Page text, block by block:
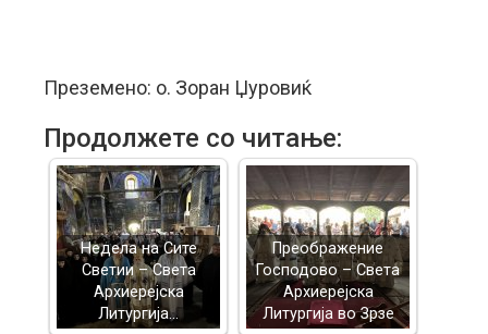
Преземено: о. Зоран Џуровиќ
Продолжете со читање:
Недела на Сите
Светии – Света
Архиерејска
Литургија…
Преображение
Господово – Света
Архиерејска
Литургија во Зрзе